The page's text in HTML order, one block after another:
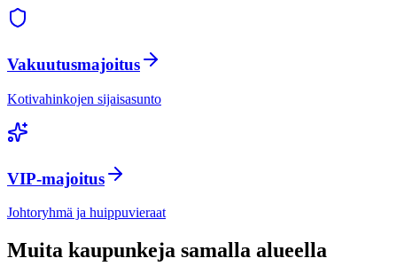
Vakuutusmajoitus
Kotivahinkojen sijaisasunto
VIP-majoitus
Johtoryhmä ja huippuvieraat
Muita kaupunkeja samalla alueella